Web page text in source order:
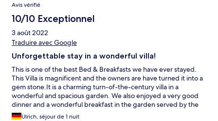
Avis vérifié
10/10 Exceptionnel
3 août 2022
Traduire avec Google
Unforgettable stay in a wonderful villa!
This is one of the best Bed & Breakfasts we have ever stayed.
This Villa is magnificent and the owners are have turned it into a
gem stone.It is a charming turn-of-the-century villa in a
wonderful and spacious garden. We also enjoyed a very good
dinner and a wonderful breakfast in the garden served by the
lovely owners. Unforgettable!
Ulrich, séjour de 1 nuit